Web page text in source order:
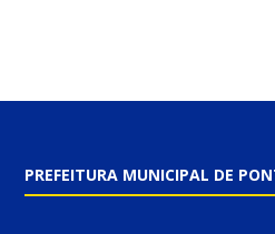
PREFEITURA MUNICIPAL DE